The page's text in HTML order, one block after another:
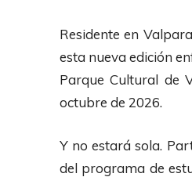
Residente en
esta nueva edición
Parque Cultural de
octubre de 2026.
Y no estará sola.
del programa de